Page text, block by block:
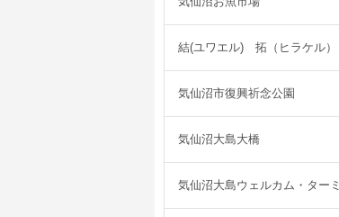
結(ユワエル) 拓（ヒラケル）
気仙沼市復興祈念公園
気仙沼大島大橋
気仙沼大島ウェルカム・ター